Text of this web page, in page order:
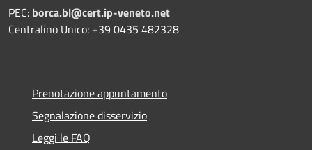
PEC: borca.bl@cert.ip-veneto.net
Centralino Unico: +39 0435 482328
Prenotazione appuntamento
Segnalazione disservizio
Leggi le FAQ